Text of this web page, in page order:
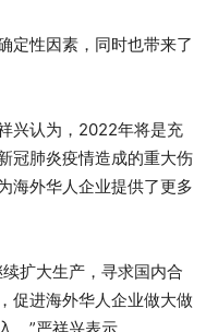
性因素，同时也带来了
认为，2022年将是充
冠肺炎疫情造成的重大伤
海外华人企业提供了更多
扩大生产，寻求国内合
促进海外华人企业做大做